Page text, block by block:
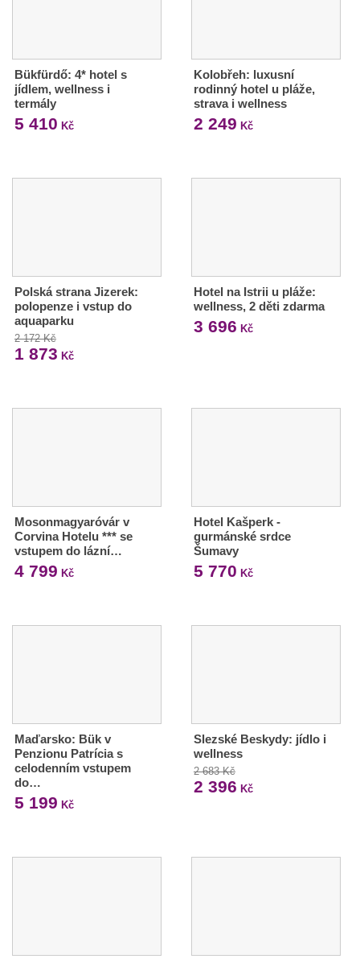
Bükfürdő: 4* hotel s
jídlem, wellness i
termály
5 410 Kč
Kolobřeh: luxusní
rodinný hotel u pláže,
strava i wellness
2 249 Kč
Polská strana Jizerek:
polopenze i vstup do
aquaparku
2 172 Kč
1 873 Kč
Hotel na Istrii u pláže:
wellness, 2 děti zdarma
3 696 Kč
Mosonmagyaróvár v
Corvina Hotelu *** se
vstupem do lázní…
4 799 Kč
Hotel Kašperk -
gurmánské srdce
Šumavy
5 770 Kč
Maďarsko: Bük v
Penzionu Patrícia s
celodenním vstupem
do…
5 199 Kč
Slezské Beskydy: jídlo i
wellness
2 683 Kč
2 396 Kč